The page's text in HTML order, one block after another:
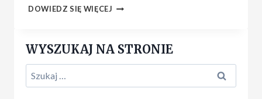
DOWIEDZ SIĘ WIĘCEJ OSTRÓW
CMENTARZU
PARAFIALNYM
WYSZUKAJ NA STRONIE
Szukaj: